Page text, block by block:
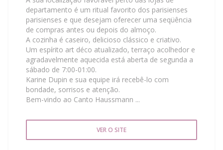
departamento é um ritual favorito dos parisienses
parisienses e que desejam oferecer uma seqüência
de compras antes ou depois do almoço.
A cozinha é caseiro, delicioso clássico e criativo.
Um espírito art déco atualizado, terraço acolhedor e
agradavelmente aquecida está aberta de segunda a
sábado de 7:00-01:00.
Karine Dupin e sua equipe irá recebê-lo com
bondade, sorrisos e atenção.
Bem-vindo ao Canto Haussmann ...
VER O SITE